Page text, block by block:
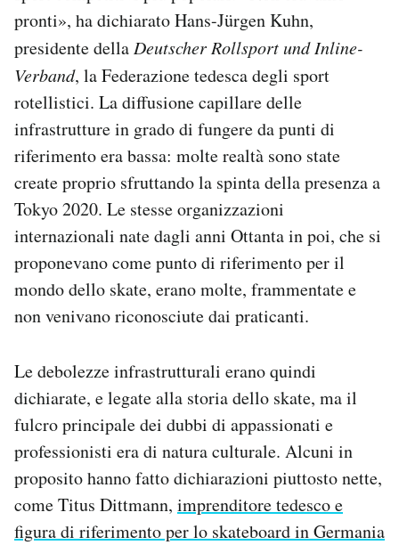
pronti», ha dichiarato Hans-Jürgen Kuhn,
presidente della Deutscher Rollsport und Inline-
Verband, la Federazione tedesca degli sport
rotellistici. La diffusione capillare delle
infrastrutture in grado di fungere da punti di
riferimento era bassa: molte realtà sono state
create proprio sfruttando la spinta della presenza a
Tokyo 2020. Le stesse organizzazioni
internazionali nate dagli anni Ottanta in poi, che si
proponevano come punto di riferimento per il
mondo dello skate, erano molte, frammentate e
non venivano riconosciute dai praticanti.
Le debolezze infrastrutturali erano quindi
dichiarate, e legate alla storia dello skate, ma il
fulcro principale dei dubbi di appassionati e
professionisti era di natura culturale. Alcuni in
proposito hanno fatto dichiarazioni piuttosto nette,
come Titus Dittmann, imprenditore tedesco e
figura di riferimento per lo skateboard in Germania